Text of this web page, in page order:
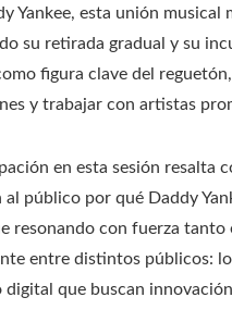
Yankee, esta unión
su retirada gradual y su
figura clave del
y trabajar con artistas
en esta sesión resalta
al público por qué Daddy
resonando con fuerza tanto
entre distintos públicos:
que buscan